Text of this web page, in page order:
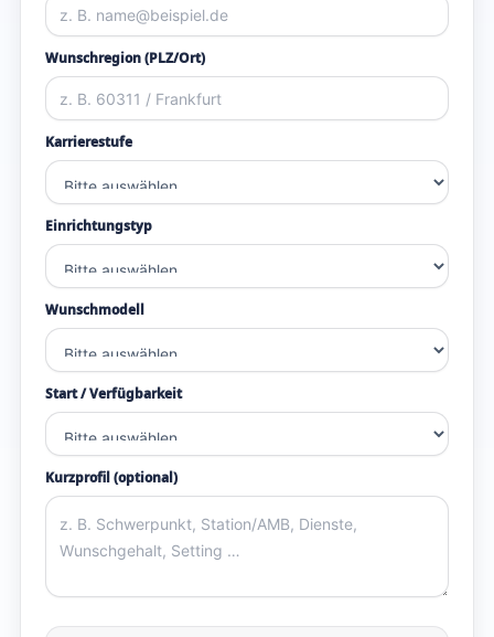
Wunschregion (PLZ/Ort)
Karrierestufe
Einrichtungstyp
Wunschmodell
Start / Verfügbarkeit
Kurzprofil (optional)